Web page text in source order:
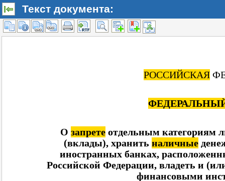
Текст документа: